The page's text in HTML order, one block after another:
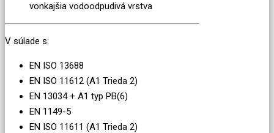
vonkajšia vodoodpudivá vrstva
V súlade s:
EN ISO 13688
EN ISO 11612 (A1 Trieda 2)
EN 13034 + A1 typ PB(6)
EN 1149-5
EN ISO 11611 (A1 Trieda 2)